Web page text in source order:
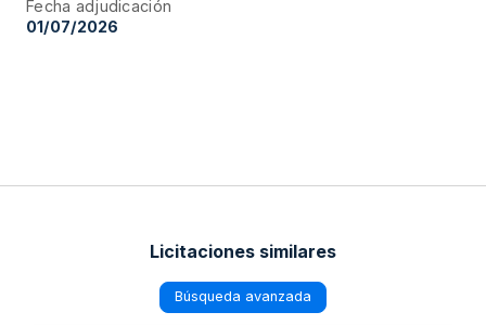
Fecha adjudicación
01/07/2026
Licitaciones similares
Búsqueda avanzada